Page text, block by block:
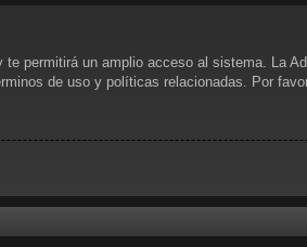
permitirá un amplio acceso al sistema. La
de uso y políticas relacionadas. Por